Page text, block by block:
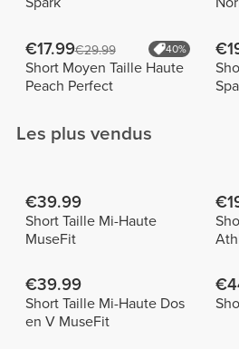
€17.99€29.99 40%
Short Moyen Taille Haute
Peach Perfect
Les plus vendus
€39.99
Short Taille Mi-Haute
MuseFit
€39.99
Short Taille Mi-Haute Dos
en V MuseFit